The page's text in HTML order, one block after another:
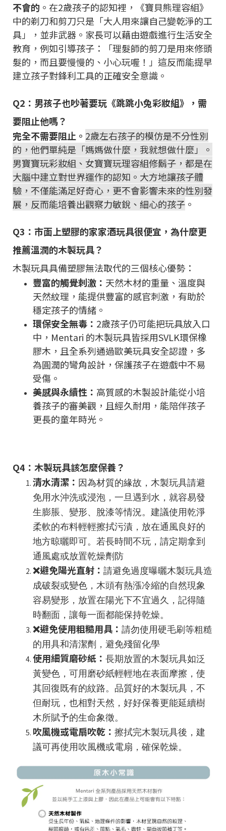
不會的 。在2歲孩子的認知裡，《寶貝熊理容組》
中的剃刀和剪刀只是「大人用來讓自己變乾淨的工
具」，並非武器。家長可以藉由遊戲進行生活安全
教育，例如引導孩子：「理髮師的剪刀是用來修頭
髮的，而且要慢慢的、小心玩喔！」這反而能提早
建立孩子對鋒利工具的正確安全意識。
Q2：男孩子也吵著要玩《跳跳小兔彩妝組》，需
要阻止他嗎？
完全不需要阻止。 2歲左右孩子的模仿是不分性別
的，他們單純是「媽媽做什麼，我就想做什麼」。
男寶寶玩彩妝組、女寶寶玩理容組修鬍子，都是在
大腦中建立對世界運作的認知。大方地讓孩子體
驗，不僅能滿足好奇心，更不會影響未來的性別發
展，反而能培養出觀察力敏銳、細心的孩子 。
Q3：市面上塑膠的家家酒玩具很便宜，為什麼更
推薦溫潤的木製玩具？
木製玩具具備塑膠無法取代的三個核心優勢：
豐富的觸覺刺激： 天然木材的重量、溫度與
天然紋理，能提供豐富的感官刺激，有助於
穩定孩子的情緒。
環保安全無毒： 2歲孩子仍可能把玩具放入口
中，Mentari 的木製玩具皆採用SVLK環保橡
膠木，且全系列通過歐美玩具安全認證，多
為圓潤的彎角設計，保護孩子在遊戲中不易
受傷。
美感與永續性： 高質感的木製設計能從小培
養孩子的審美觀，且經久耐用，能陪伴孩子
更長的童年時光。
Q4：木製玩具該怎麼保養？
清水清潔： 因為材質的緣故，木製玩具請避
免用水沖洗或浸泡，一旦遇到水，就容易發
生膨脹、變形、脫漆等情況。建議使用乾淨
柔軟的布料輕輕擦拭污漬，放在通風良好的
地方晾曬即可。若長時間不玩，請定期拿到
通風處或放置乾燥劑防
❌避免陽光直射： 請避免過度曝曬木製玩具造
成破裂或變色，木頭有熱漲冷縮的自然現象
容易變形，放置在陽光下不宜過久，記得隨
時翻面，讓每一面都能保持乾燥。
❌避免使用粗糙用具： 請勿使用硬毛刷等粗糙
的用具和清潔劑，避免殘留化學
使用細質磨砂紙： 長期放置的木製玩具如泛
黃變色，可用磨砂紙輕輕地在表面摩擦，使
其回復既有的紋路。品質好的木製玩具，不
但耐玩，也相對天然，好好保養更能延續樹
木所賦予的生命象徵。
吹風機或電扇吹乾： 擦拭完木製玩具後，建
議可再使用吹風機或電扇，確保乾燥。